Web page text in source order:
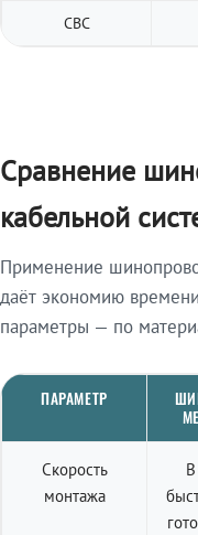
СВС
Сравнение
кабельной
Применение
даёт экономию
параметры — по
ПАРАМЕТР
Скорость
монтажа